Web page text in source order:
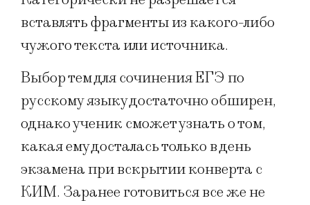
вставлять фрагменты из какого-либо
чужого текста или источника.
Выбор тем для сочинения ЕГЭ по
русскому языку достаточно обширен,
однако ученик сможет узнать о том,
какая ему досталась только в день
экзамена при вскрытии конверта с
КИМ. Заранее готовиться все же не